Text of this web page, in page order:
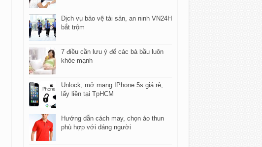
Dịch vụ bảo vệ tài sản, an ninh VN24H
bắt trộm
7 điều cần lưu ý để các bà bầu luôn
khỏe mạnh
Unlock, mở mạng IPhone 5s giá rẻ,
lấy liền tại TpHCM
Hướng dẫn cách may, chọn áo thun
phù hợp với dáng người